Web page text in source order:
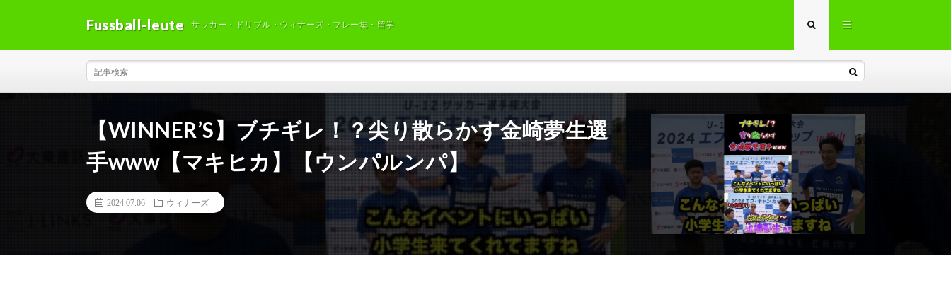
Fussball-leute サッカー・ドリブル・ウィナーズ・プレー集・留学
【WINNER’S】ブチギレ！？尖り散らかす金崎夢生選
手www【マキヒカ】【ウンパルンパ】
2024.07.06 ウィナーズ